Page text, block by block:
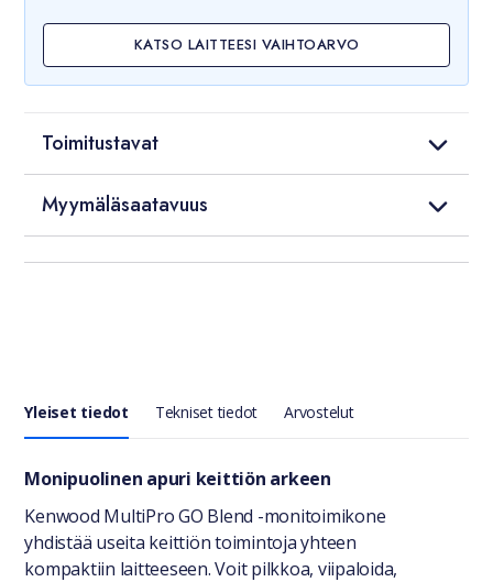
KATSO LAITTEESI VAIHTOARVO
Toimitustavat
Myymäläsaatavuus
Yleiset tiedot Tekniset tiedot Arvostelut
Yleiset tiedot
Monipuolinen apuri keittiön arkeen
Kenwood MultiPro GO Blend -monitoimikone
yhdistää useita keittiön toimintoja yhteen
kompaktiin laitteeseen. Voit pilkkoa, viipaloida,